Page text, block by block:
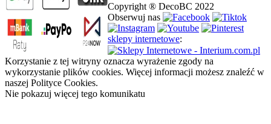
Copyright ® DecoBC 2022
Obserwuj nas
sklepy internetowe:
Korzystanie z tej witryny oznacza wyrażenie zgody na
wykorzystanie plików cookies. Więcej informacji możesz znaleźć w
naszej Polityce Cookies.
Nie pokazuj więcej tego komunikatu